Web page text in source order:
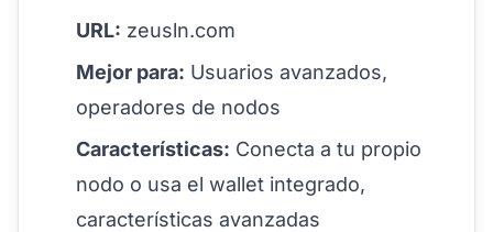
URL: zeusln.com
Mejor para: Usuarios avanzados,
operadores de nodos
Características: Conecta a tu propio
nodo o usa el wallet integrado,
características avanzadas